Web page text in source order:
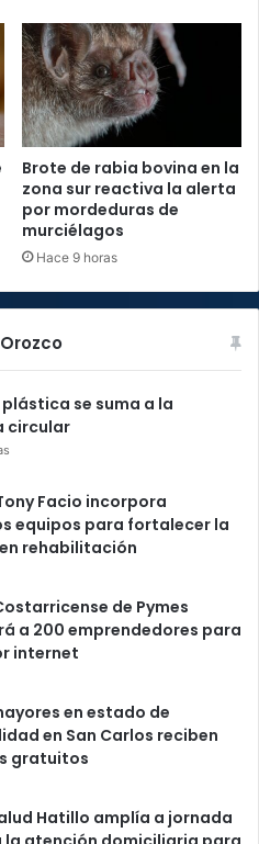
Brote de rabia bovina en la
zona sur reactiva la alerta
por mordeduras de
murciélagos
Hace 9 horas
se suma a la
circular
Facio incorpora
equipos para fortalecer la
rehabilitación
de Pymes
a 200 emprendedores para
internet
en estado de
en San Carlos reciben
gratuitos
Hatillo amplía a jornada